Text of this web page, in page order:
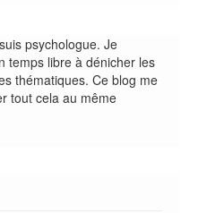
psychologue. Je
temps libre à dénicher les
thématiques. Ce blog me
tout cela au même